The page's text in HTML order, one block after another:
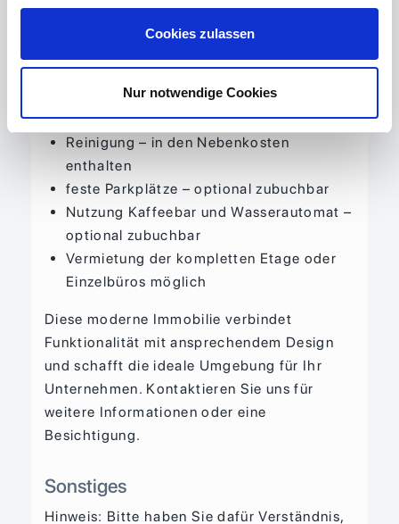
Cookies zulassen
Nur notwendige Cookies
Kaffeebar
Außenbereich mit Terrasse + weiteren
Sitzgelegenheiten
Zusätzliche Leistungen
Reinigung – in den Nebenkosten
enthalten
feste Parkplätze – optional zubuchbar
Nutzung Kaffeebar und Wasserautomat –
optional zubuchbar
Vermietung der kompletten Etage oder
Einzelbüros möglich
Diese moderne Immobilie verbindet
Funktionalität mit ansprechendem Design
und schafft die ideale Umgebung für Ihr
Unternehmen. Kontaktieren Sie uns für
weitere Informationen oder eine
Besichtigung.
Sonstiges
Hinweis: Bitte haben Sie dafür Verständnis,